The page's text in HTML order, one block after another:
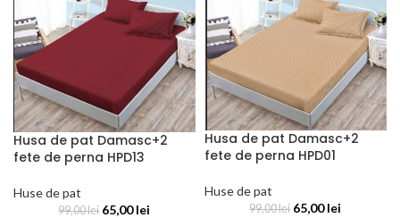
Husa de pat Damasc+2
fete de perna HPD13
Huse de pat
99,00lei 65,00lei
Husa de pat Damasc+2
fete de perna HPD01
Huse de pat
99,00lei 65,00lei